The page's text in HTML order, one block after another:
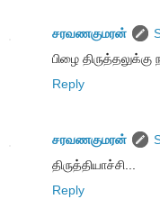
சரவணகுமரன்
பிழை திருத்தலுக்கு
Reply
சரவணகுமரன்
திருத்தியாச்சி...
Reply